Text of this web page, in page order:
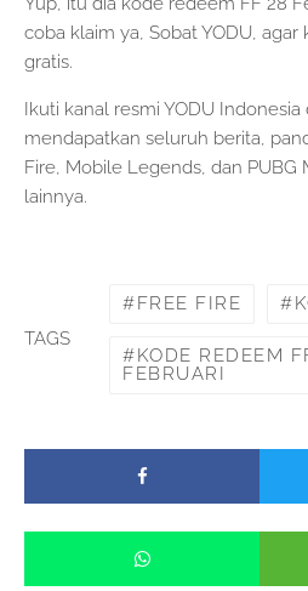
coba klaim ya, Sobat YODU,
gratis.
Ikuti kanal resmi YODU Indonesia
mendapatkan seluruh berita,
Fire, Mobile Legends, dan PUBG
lainnya.
TAGS
FREE FIRE
KODE REDEEM
FEBRUARI